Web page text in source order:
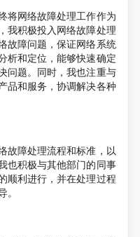
将网络故障处理工作作为
我积极投入网络故障处理
故障问题，保证网络系统
析和定位，能够快速确定
问题。同时，我也注重与
品和服务，协调解决各种
故障处理流程和标准，以
也积极与其他部门的同事
顺利进行，并在处理过程
。